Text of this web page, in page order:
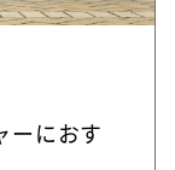
ーにおす